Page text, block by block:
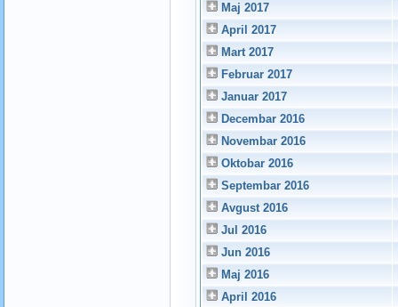
Maj 2017
April 2017
Mart 2017
Februar 2017
Januar 2017
Decembar 2016
Novembar 2016
Oktobar 2016
Septembar 2016
Avgust 2016
Jul 2016
Jun 2016
Maj 2016
April 2016